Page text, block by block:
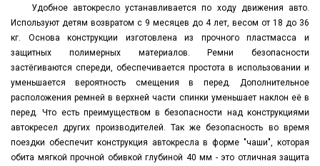
Удобное автокресло устанавливается по ходу движения авто.
Используют детям возвратом с 9 месяцев до 4 лет, весом от 18 до 36
кг. Основа конструкции изготовлена из прочного пластмасса и
защитных полимерных материалов. Ремни безопасности
застёгиваются спереди, обеспечивается простота в использовании и
уменьшается вероятность смещения в перед. Дополнительное
расположения ремней в верхней части спинки уменьшает наклон её в
перед. Что есть преимуществом в безопасности над конструкциями
автокресел других производителей. Так же безопасность во время
поездки обеспечит конструкция автокресла в форме "чаши", которая
обита мягкой прочной обивкой глубиной 40 мм - это отличная защита